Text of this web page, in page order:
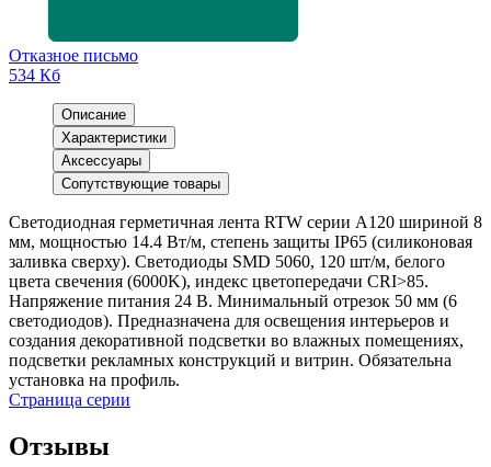
Отказное письмо
534 Кб
Описание
Характеристики
Аксессуары
Сопутствующие товары
Светодиодная герметичная лента RTW серии A120 шириной 8
мм, мощностью 14.4 Вт/м, степень защиты IP65 (силиконовая
заливка сверху). Светодиоды SMD 5060, 120 шт/м, белого
цвета свечения (6000K), индекс цветопередачи CRI>85.
Напряжение питания 24 В. Минимальный отрезок 50 мм (6
светодиодов). Предназначена для освещения интерьеров и
создания декоративной подсветки во влажных помещениях,
подсветки рекламных конструкций и витрин. Обязательна
установка на профиль.
Страница серии
Отзывы